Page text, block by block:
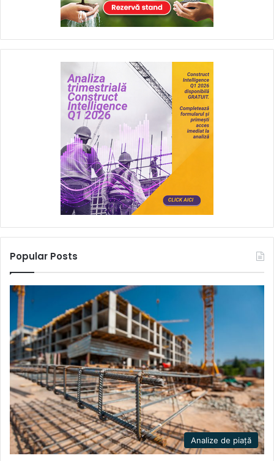
Popular Posts
Analize de piață